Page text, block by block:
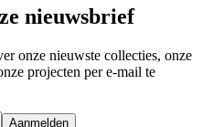
nieuwsbrief
onze nieuwste collecties, onze
projecten per e-mail te
Aanmelden